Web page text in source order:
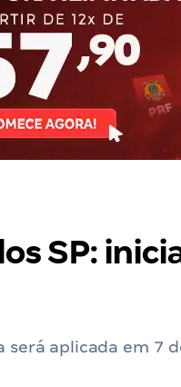
SP:
será aplicada em 7